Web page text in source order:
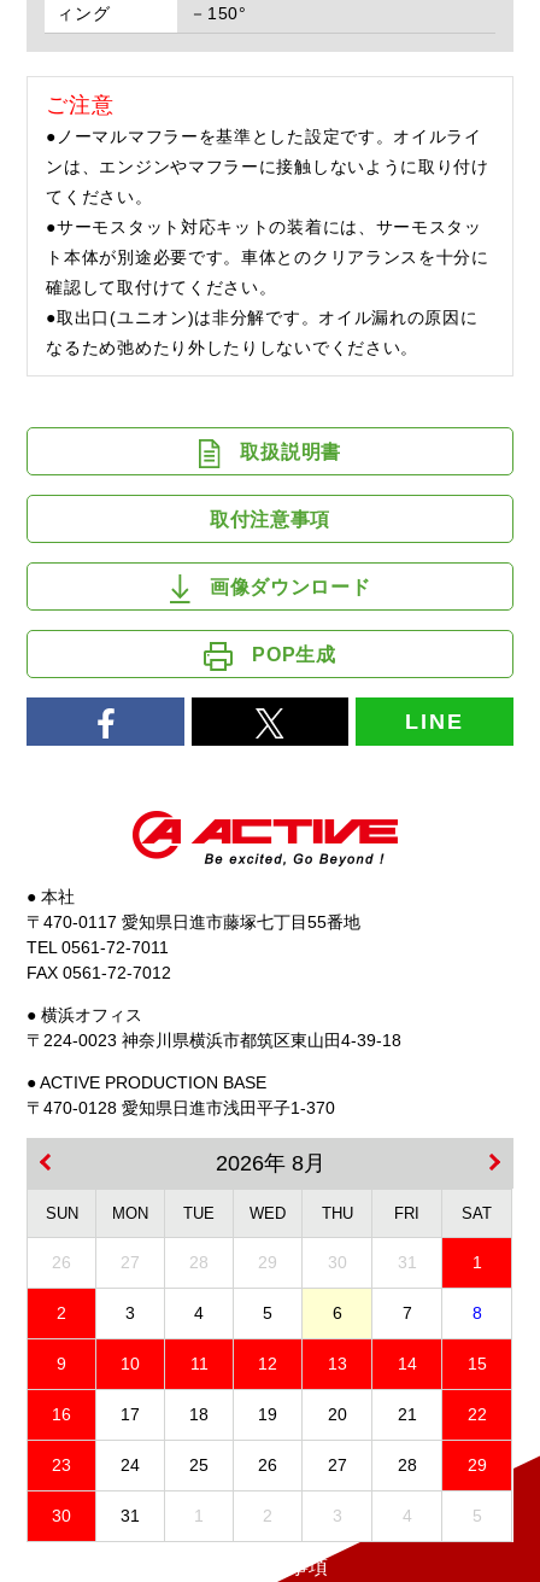
ィング
－150°
ご注意
●ノーマルマフラーを基準とした設定です。オイルライ
ンは、エンジンやマフラーに接触しないように取り付け
てください。
●サーモスタット対応キットの装着には、サーモスタッ
ト本体が別途必要です。車体とのクリアランスを十分に
確認して取付けてください。
●取出口(ユニオン)は非分解です。オイル漏れの原因に
なるため弛めたり外したりしないでください。
取扱説明書
取付注意事項
画像ダウンロード
POP生成
LINE
● 本社
〒470-0117 愛知県日進市藤塚七丁目55番地
TEL 0561-72-7011
FAX 0561-72-7012
● 横浜オフィス
〒224-0023 神奈川県横浜市都筑区東山田4-39-18
● ACTIVE PRODUCTION BASE
〒470-0128 愛知県日進市浅田平子1-370
2026年 8月
SUN MON TUE WED THU FRI SAT
26 27 28 29 30 31 1
2 3 4 5 6 7 8
9 10 11 12 13 14 15
16 17 18 19 20 21 22
23 24 25 26 27 28 29
30 31 1 2 3 4 5
免責事項